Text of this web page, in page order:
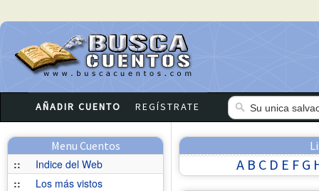
AÑADIR CUENTO REGÍSTRATE
Menu Cuentos
::
Indice del Web
::
Los más vistos
A B C D E F G